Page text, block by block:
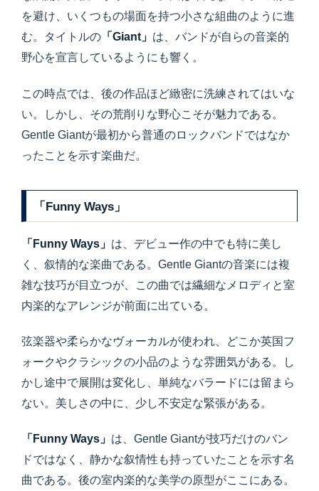
を避け、いくつもの場面を持つ小さな組曲のように進
む。タイトルの 「Giant」 は、バンドが自らの音楽的
野心を宣言しているようにも響く。
この時点では、後の作品ほど緻密に洗練されてはいな
い。しかし、その荒削りな野心こそが魅力である。
Gentle Giantが最初から普通のロックバンドではなか
ったことを示す楽曲だ。
「Funny Ways」
「Funny Ways」 は、デビュー作の中でも特に美し
く、叙情的な楽曲である。Gentle Giantの音楽には複
雑な技巧が目立つが、この曲では繊細なメロディと室
内楽的なアレンジが前面に出ている。
弦楽器や柔らかなヴォーカルが使われ、どこか英国フ
ォークやクラシックの小品のような雰囲気がある。し
かし途中で展開は変化し、単純なバラードには留まら
ない。美しさの中に、少し不安定な緊張がある。
「Funny Ways」 は、Gentle Giantが技巧だけのバン
ドではなく、静かな叙情性も持っていたことを示す名
曲である。後の室内楽的な美学の原型がここにある。